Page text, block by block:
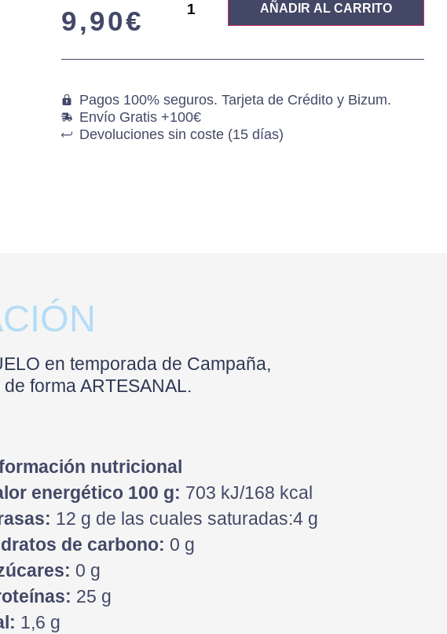
9,90€ AÑADIR AL CARRITO
Pagos 100% seguros. Tarjeta de Crédito y Bizum.
Envío Gratis +100€
Devoluciones sin coste (15 días)
en temporada de Campaña,
forma ARTESANAL.
nutricional
energético 100 g: 703 kJ/168 kcal
12 g de las cuales saturadas:4 g
de carbono: 0 g
0 g
25 g
1,6 g